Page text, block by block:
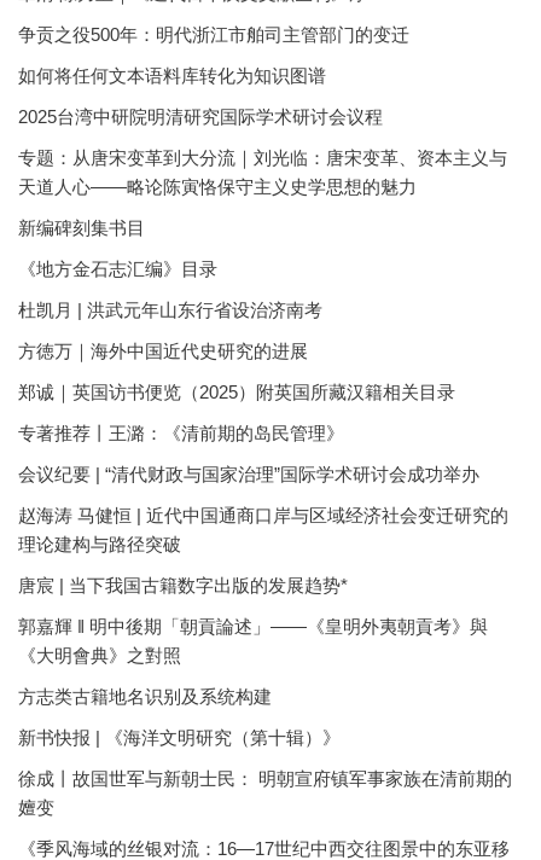
争贡之役500年：明代浙江市舶司主管部门的变迁
如何将任何文本语料库转化为知识图谱
2025台湾中研院明清研究国际学术研讨会议程
专题：从唐宋变革到大分流｜刘光临：唐宋变革、资本主义与
天道人心——略论陈寅恪保守主义史学思想的魅力
新编碑刻集书目
《地方金石志汇编》目录
杜凯月 | 洪武元年山东行省设治济南考
方徳万｜海外中国近代史研究的进展
郑诚｜英国访书便览（2025）附英国所藏汉籍相关目录
专著推荐丨王潞：《清前期的岛民管理》
会议纪要 | “清代财政与国家治理”国际学术研讨会成功举办
赵海涛 马健恒 | 近代中国通商口岸与区域经济社会变迁研究的
理论建构与路径突破
唐宸 | 当下我国古籍数字出版的发展趋势*
郭嘉輝 ‖ 明中後期「朝貢論述」——《皇明外夷朝貢考》與
《大明會典》之對照
方志类古籍地名识别及系统构建
新书快报 | 《海洋文明研究（第十辑）》
徐成丨故国世军与新朝士民： 明朝宣府镇军事家族在清前期的
嬗变
《季风海域的丝银对流：16—17世纪中西交往图景中的东亚移